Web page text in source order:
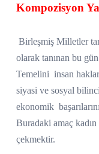
Kompozisyon
Birleşmiş Milletler
olarak tanınan bu
Temelini insan
siyasi ve sosyal
ekonomik
Buradaki amaç
çekmektir.